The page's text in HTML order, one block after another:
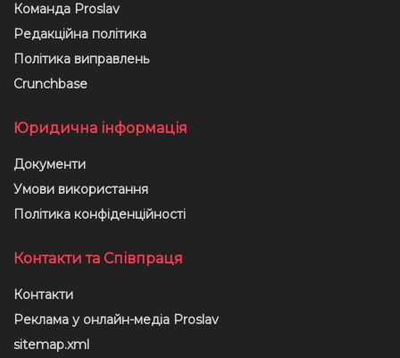
Команда Proslav
Редакційна політика
Політика виправлень
Crunchbase
Юридична інформація
Документи
Умови використання
Політика конфіденційності
Контакти та Співпраця
Контакти
Реклама у онлайн-медіа Proslav
sitemap.xml